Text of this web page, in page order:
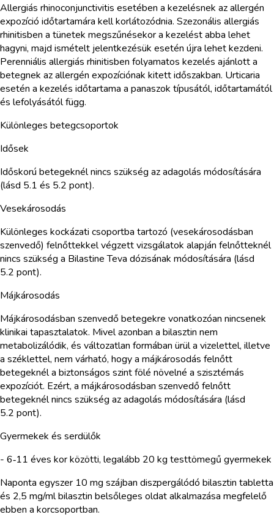
Allergiás rhinoconjunctivitis esetében a kezelésnek az allergén
expozíció időtartamára kell korlátozódnia. Szezonális allergiás
rhinitisben a tünetek megszűnésekor a kezelést abba lehet
hagyni, majd ismételt jelentkezésük esetén újra lehet kezdeni.
Perenniális allergiás rhinitisben folyamatos kezelés ajánlott a
betegnek az allergén expozíciónak kitett időszakban. Urticaria
esetén a kezelés időtartama a panaszok típusától, időtartamától
és lefolyásától függ.
Különleges betegcsoportok
Idősek
Időskorú betegeknél nincs szükség az adagolás módosítására
(lásd 5.1 és 5.2 pont).
Vesekárosodás
Különleges kockázati csoportba tartozó (vesekárosodásban
szenvedő) felnőttekkel végzett vizsgálatok alapján felnőtteknél
nincs szükség a Bilastine Teva dózisának módosítására (lásd
5.2 pont).
Májkárosodás
Májkárosodásban szenvedő betegekre vonatkozóan nincsenek
klinikai tapasztalatok. Mivel azonban a bilasztin nem
metabolizálódik, és változatlan formában ürül a vizelettel, illetve
a széklettel, nem várható, hogy a májkárosodás felnőtt
betegeknél a biztonságos szint fölé növelné a szisztémás
expozíciót. Ezért, a májkárosodásban szenvedő felnőtt
betegeknél nincs szükség az adagolás módosítására (lásd
5.2 pont).
Gyermekek és serdülők
- 6‑11 éves kor közötti, legalább 20 kg testtömegű gyermekek
Naponta egyszer 10 mg szájban diszpergálódó bilasztin tabletta
és 2,5 mg/ml bilasztin belsőleges oldat alkalmazása megfelelő
ebben a korcsoportban.